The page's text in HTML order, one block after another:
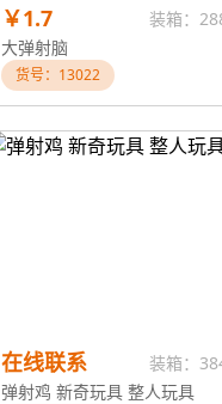
￥1.7
装箱：
大弹射脑
货号：13022
在线联系
装箱：
弹射鸡 新奇玩具 整人玩具